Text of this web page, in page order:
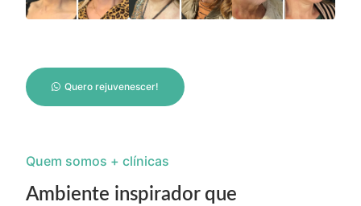
Quero rejuvenescer!
Quem somos + clínicas
Ambiente inspirador que